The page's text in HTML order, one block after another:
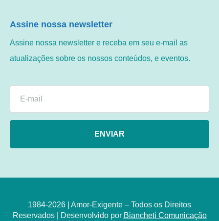
Assine nossa newsletter
Assine nossa newsletter e receba em seu e-mail as
atualizações sobre os nossos conteúdos, e eventos.
ENVIAR
1984-2026 | Amor-Exigente – Todos os Direitos
Reservados | Desenvolvido por Biancheti Comunicação